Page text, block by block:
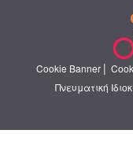
Cookie Banner |
Πνευματική